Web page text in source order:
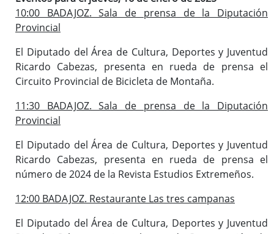
10:00 BADAJOZ. Sala de prensa de la Diputación
Provincial
El Diputado del Área de Cultura, Deportes y Juventud
Ricardo Cabezas, presenta en rueda de prensa el
Circuito Provincial de Bicicleta de Montaña.
11:30 BADAJOZ. Sala de prensa de la Diputación
Provincial
El Diputado del Área de Cultura, Deportes y Juventud
Ricardo Cabezas, presenta en rueda de prensa el
número de 2024 de la Revista Estudios Extremeños.
12:00 BADAJOZ. Restaurante Las tres campanas
El Diputado del Área de Cultura, Deportes y Juventud